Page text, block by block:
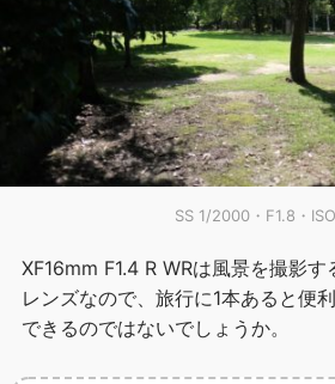
SS 1/2000・F1.8・
XF16mm F1.4 R WRは風景を撮影
レンズなので、旅行に1本あると便
できるのではないでしょうか。